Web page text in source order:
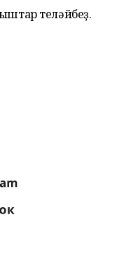
теләйбеҙ.